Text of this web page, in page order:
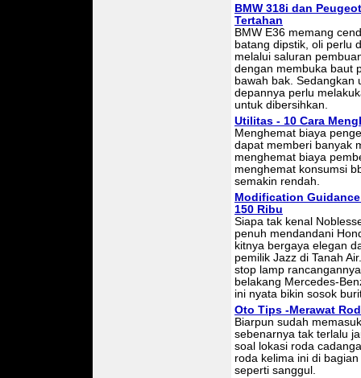
BMW 318i dan
Tertahan
BMW E36 memang
batang dipstik, oli perlu
melalui saluran
dengan membuka baut
bawah bak. Sedangkan
depannya perlu
untuk dibersihkan.
Utilitas - 10 Cara
Menghemat biaya
dapat memberi banyak
menghemat biaya
menghemat konsumsi
semakin rendah.
Modification
150 Ribu
Siapa tak kenal
penuh mendandani
kitnya bergaya elegan
pemilik Jazz di Tanah
stop lamp
belakang Mercedes-
ini nyata bikin sosok
Oto Tips -Merawat
Biarpun sudah
sebenarnya tak terlalu
soal lokasi roda
roda kelima ini di
seperti sanggul.